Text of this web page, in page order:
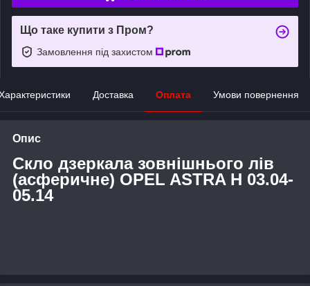
Що таке купити з Пром?
Замовлення під захистом
Доставка Оплата Умови повернення
Опис
Скло дзеркала зовнішнього лів
(асферичне) OPEL ASTRA H 03.04-
05.14